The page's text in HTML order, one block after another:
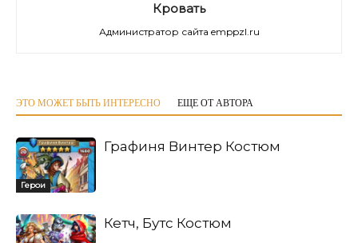
Кровать
Администратор сайта emppzl.ru
ЭТО МОЖЕТ БЫТЬ ИНТЕРЕСНО ЕЩЕ ОТ АВТОРА
Герои
Графиня Винтер Костюм
Кетч, Бутс Костюм